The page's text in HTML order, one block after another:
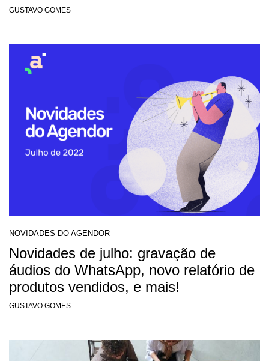
GUSTAVO GOMES
NOVIDADES DO AGENDOR
Novidades de julho: gravação de
áudios do WhatsApp, novo relatório de
produtos vendidos, e mais!
GUSTAVO GOMES